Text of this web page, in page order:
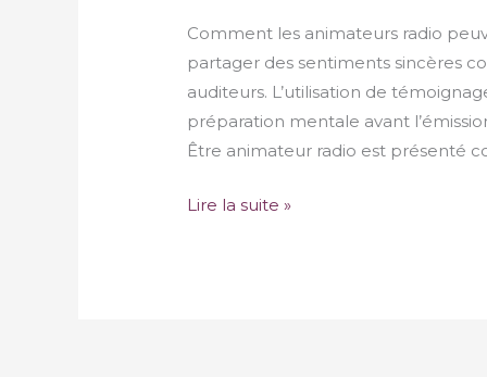
Comment les animateurs radio
partager des sentiments sincères
auditeurs. L’utilisation de
préparation mentale avant
Être animateur radio est présenté
Lire la suite »